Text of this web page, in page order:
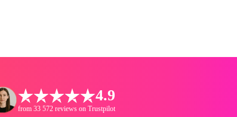
4.9
from 33 572 reviews on Trustpilot